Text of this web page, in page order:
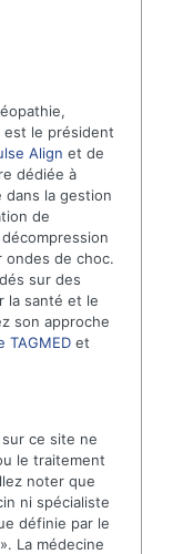
est le président
Align et de
dédiée à
dans la gestion
de
ondes de choc.
sur des
la santé et le
son approche
TAGMED et
ce site ne
le traitement
noter que
ni spécialiste
définie par le
La médecine